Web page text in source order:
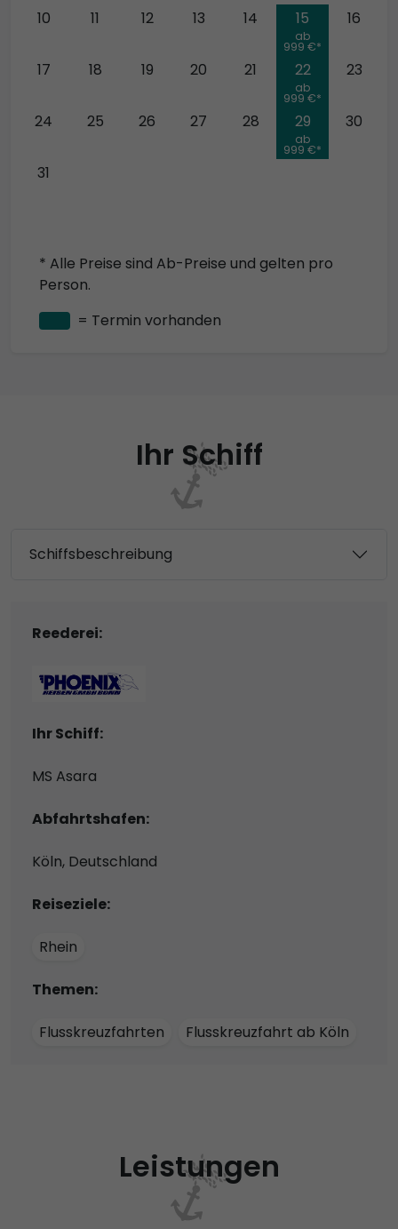
10 11 12 13 14
ab
999 €*
15 16
17 18 19 20 21
ab
999 €*
22 23
24 25 26 27 28
ab
999 €*
29 30
31
* Alle Preise sind Ab-Preise und gelten pro
Person.
= Termin vorhanden
Ihr Schiff
Schiffsbeschreibung
Reederei:
Ihr Schiff:
MS Asara
Abfahrtshafen:
Köln, Deutschland
Reiseziele:
Rhein
Themen:
Flusskreuzfahrten Flusskreuzfahrt ab Köln
Leistungen